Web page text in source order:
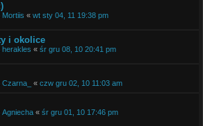
Mortiis « wt sty 04, 11 19:38 pm
i okolice
herakles « śr gru 08, 10 20:41 pm
Czarna_ « czw gru 02, 10 11:03 am
Agniecha « śr gru 01, 10 17:46 pm